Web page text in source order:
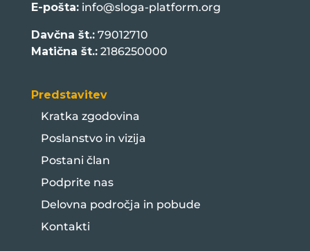
E-pošta: info@sloga-platform.org
Davčna št.:79012710
Matična št.:2186250000
Predstavitev
Kratka zgodovina
Poslanstvo in vizija
Postani član
Podprite nas
Delovna področja in pobude
Kontakti